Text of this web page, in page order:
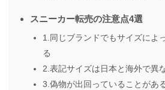
スニーカー転売の注意点4選
1.同じブランドでもサイズによ
る
2.表記サイズは日本と海外で異
3.偽物が出回っていることがあ